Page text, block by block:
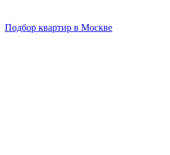
Подбор квартир в Москве